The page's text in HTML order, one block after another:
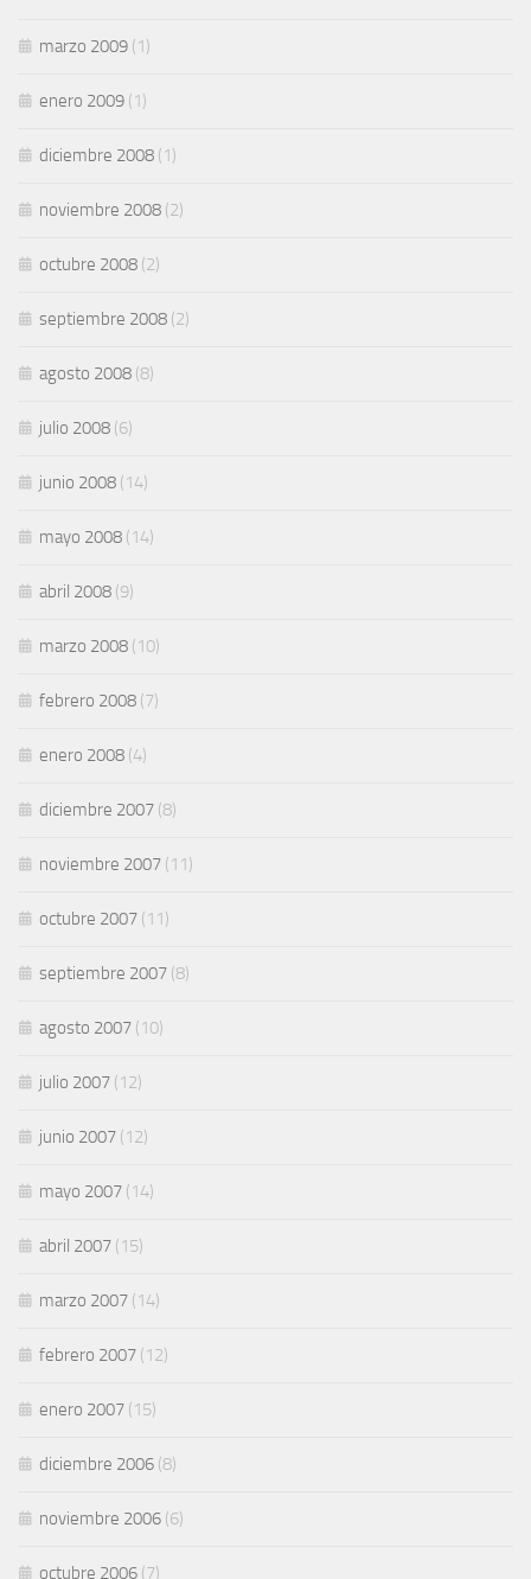
marzo 2009 (1)
enero 2009 (1)
diciembre 2008 (1)
noviembre 2008 (2)
octubre 2008 (2)
septiembre 2008 (2)
agosto 2008 (8)
julio 2008 (6)
junio 2008 (14)
mayo 2008 (14)
abril 2008 (9)
marzo 2008 (10)
febrero 2008 (7)
enero 2008 (4)
diciembre 2007 (8)
noviembre 2007 (11)
octubre 2007 (11)
septiembre 2007 (8)
agosto 2007 (10)
julio 2007 (12)
junio 2007 (12)
mayo 2007 (14)
abril 2007 (15)
marzo 2007 (14)
febrero 2007 (12)
enero 2007 (15)
diciembre 2006 (8)
noviembre 2006 (6)
octubre 2006 (7)